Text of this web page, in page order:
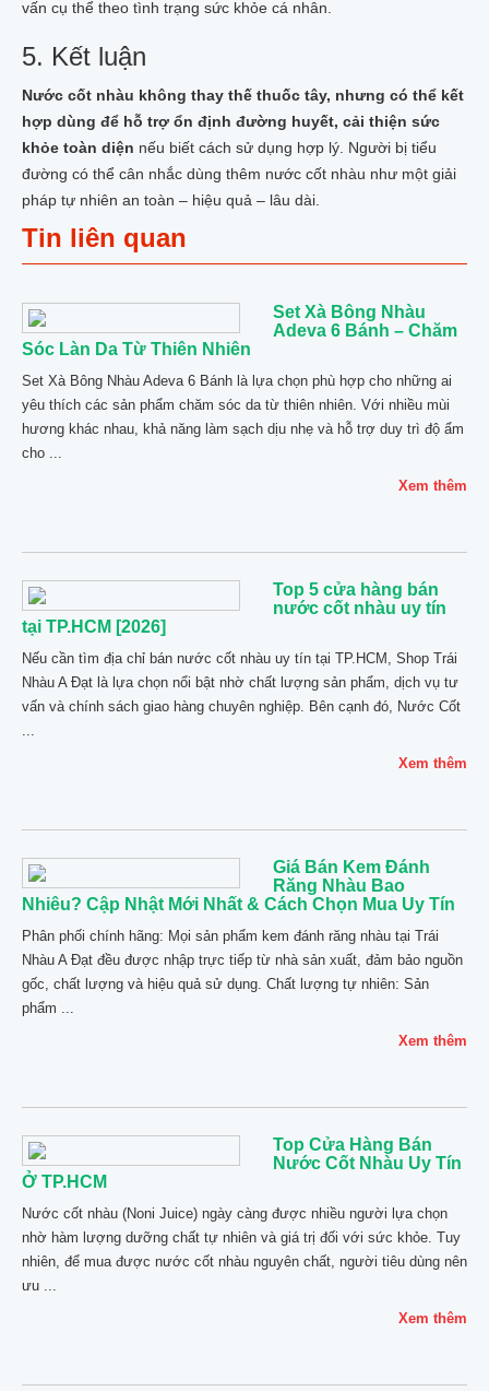
vấn cụ thể theo tình trạng sức khỏe cá nhân.
5. Kết luận
Nước cốt nhàu không thay thế thuốc tây, nhưng có thể kết
hợp dùng để hỗ trợ ổn định đường huyết, cải thiện sức
khỏe toàn diện nếu biết cách sử dụng hợp lý. Người bị tiểu
đường có thể cân nhắc dùng thêm nước cốt nhàu như một giải
pháp tự nhiên an toàn – hiệu quả – lâu dài.
Tin liên quan
Set Xà Bông Nhàu
Adeva 6 Bánh – Chăm
Sóc Làn Da Từ Thiên Nhiên
Set Xà Bông Nhàu Adeva 6 Bánh là lựa chọn phù hợp cho những ai
yêu thích các sản phẩm chăm sóc da từ thiên nhiên. Với nhiều mùi
hương khác nhau, khả năng làm sạch dịu nhẹ và hỗ trợ duy trì độ ẩm
cho ...
Xem thêm
Top 5 cửa hàng bán
nước cốt nhàu uy tín
tại TP.HCM [2026]
Nếu cần tìm địa chỉ bán nước cốt nhàu uy tín tại TP.HCM, Shop Trái
Nhàu A Đạt là lựa chọn nổi bật nhờ chất lượng sản phẩm, dịch vụ tư
vấn và chính sách giao hàng chuyên nghiệp. Bên cạnh đó, Nước Cốt
...
Xem thêm
Giá Bán Kem Đánh
Răng Nhàu Bao
Nhiêu? Cập Nhật Mới Nhất & Cách Chọn Mua Uy Tín
Phân phối chính hãng: Mọi sản phẩm kem đánh răng nhàu tại Trái
Nhàu A Đạt đều được nhập trực tiếp từ nhà sản xuất, đảm bảo nguồn
gốc, chất lượng và hiệu quả sử dụng. Chất lượng tự nhiên: Sản
phẩm ...
Xem thêm
Top Cửa Hàng Bán
Nước Cốt Nhàu Uy Tín
Ở TP.HCM
Nước cốt nhàu (Noni Juice) ngày càng được nhiều người lựa chọn
nhờ hàm lượng dưỡng chất tự nhiên và giá trị đối với sức khỏe. Tuy
nhiên, để mua được nước cốt nhàu nguyên chất, người tiêu dùng nên
ưu ...
Xem thêm